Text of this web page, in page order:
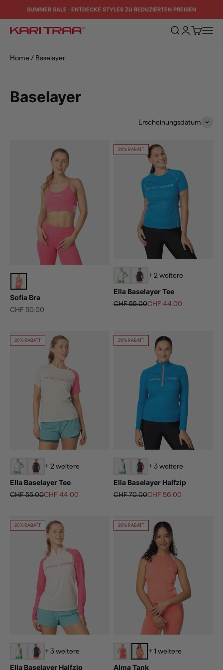
SUMMER SALE · ENTDECKE STYLES ZU REDUZIERTEN PREISEN
Kari Traa Suche öffnen
Home / Baselayer
Baselayer
Erscheinungsdatum
Sofia Bra
Angebot
CHF 50.00
20% RABATT
+ 2 weitere
Ella Baselayer Tee
Regulärer Preis
CHF 55.00Angebot
CHF 44.00
20% RABATT
+ 2 weitere
Ella Baselayer Tee
Regulärer Preis
CHF 55.00Angebot
CHF 44.00
20% RABATT
+ 3 weitere
Ella Baselayer Halfzip
Regulärer Preis
CHF 70.00Angebot
CHF 56.00
20% RABATT
+ 3 weitere
Ella Baselayer Halfzip
20% RABATT
+ 1 weitere
Alma Tank